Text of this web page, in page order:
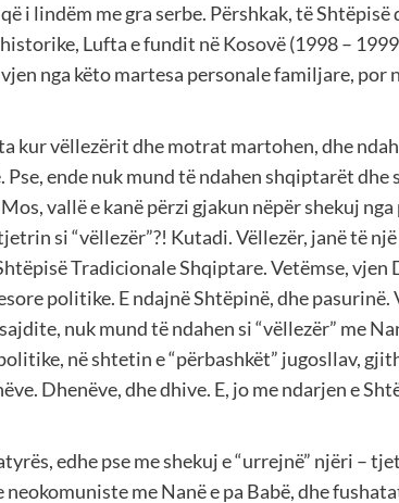
i lindëm me gra serbe. Përshkak, të Shtëpisë
Lufta e fundit në Kosovë (1998 –
nga këto martesa personale familjare, por
kur vëllezërit dhe motrat martohen, dhe
Pse, ende nuk mund të ndahen shqiptarët
vallë e kanë përzi gjakun nëpër shekuj
si “vëllezër”?! Kutadi. Vëllezër, janë të
Tradicionale Shqiptare. Vetëmse, vjen
politike. E ndajnë Shtëpinë, dhe
nuk mund të ndahen si “vëllezër” me
në shtetin e “përbashkët” jugosllav,
Dhenëve, dhe dhive. E, jo me ndarjen e
edhe pse me shekuj e “urrejnë” njëri –
me Nanë e pa Babë, dhe